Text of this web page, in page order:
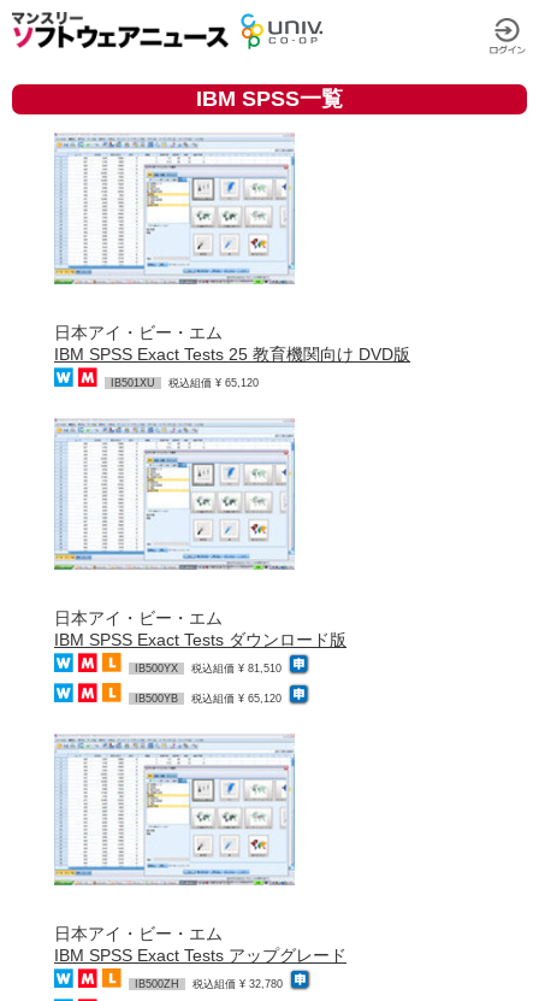
IBM SPSS一覧
日本アイ・ビー・エム
IBM SPSS Exact Tests 25 教育機関向け DVD版
IB501XU 税込組価 ¥ 65,120
日本アイ・ビー・エム
IBM SPSS Exact Tests ダウンロード版
IB500YX 税込組価 ¥ 81,510
IB500YB 税込組価 ¥ 65,120
日本アイ・ビー・エム
IBM SPSS Exact Tests アップグレード
IB500ZH 税込組価 ¥ 32,780